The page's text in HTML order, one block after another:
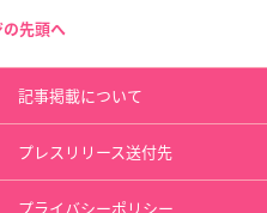
の先頭へ
記事掲載について
プレスリリース送付先
プライバシーポリシー